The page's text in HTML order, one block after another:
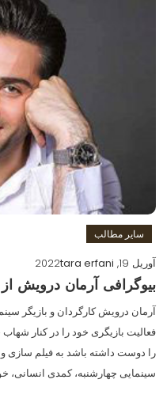
سایر مطالب
آوریل 19, 2022
tara erfani
بیوگرافی آرمان درویش
آرمان درویش کارگردان و بازیگر
فعالیت بازیگری خود را در کنار
را دوست داشته باشد به فیلم سازی
سینمایی چهارشنبه، کمدی